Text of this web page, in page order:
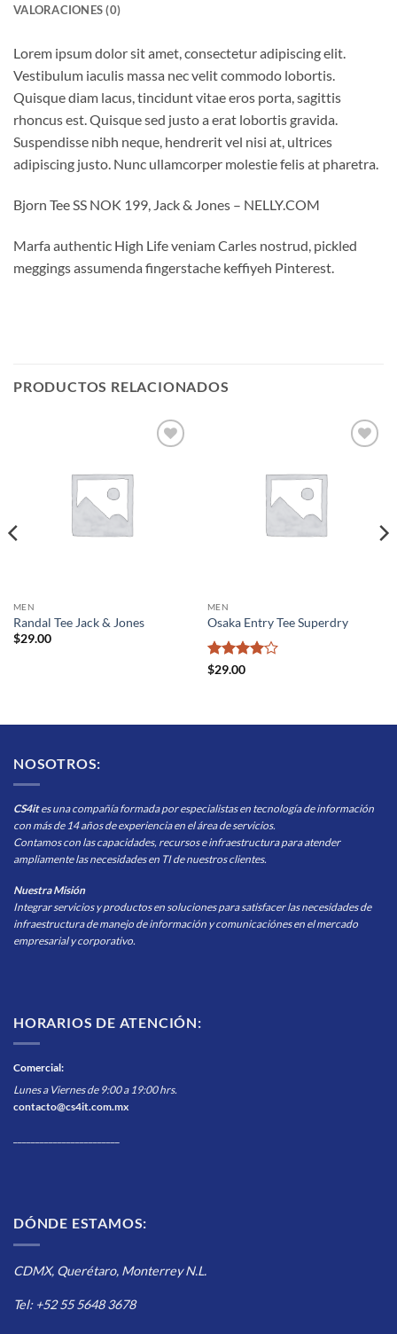
VALORACIONES (0)
Lorem ipsum dolor sit amet, consectetur adipiscing elit.
Vestibulum iaculis massa nec velit commodo lobortis.
Quisque diam lacus, tincidunt vitae eros porta, sagittis
rhoncus est. Quisque sed justo a erat lobortis gravida.
Suspendisse nibh neque, hendrerit vel nisi at, ultrices
adipiscing justo. Nunc ullamcorper molestie felis at pharetra.
Bjorn Tee SS NOK 199, Jack & Jones – NELLY.COM
Marfa authentic High Life veniam Carles nostrud, pickled
meggings assumenda fingerstache keffiyeh Pinterest.
PRODUCTOS RELACIONADOS
MEN
Randal Tee Jack & Jones
$29.00
MEN
Osaka Entry Tee Superdry
Valorado
$29.00
NOSOTROS:
CS4ites una compañía formada por especialistas en tecnología de información
con más de 14 años de experiencia en el área de servicios.
Contamos con las capacidades, recursos e infraestructura para atender
ampliamente las necesidades en TI de nuestros clientes.
Nuestra Misión
Integrar servicios y productos en soluciones para satisfacer las necesidades de
infraestructura de manejo de información y comunicaciónes en el mercado
empresarial y corporativo.
HORARIOS DE ATENCIÓN:
Comercial:
Lunes a Viernes de 9:00 a 19:00 hrs.
contacto@cs4it.com.mx
DÓNDE ESTAMOS:
CDMX, Querétaro, Monterrey N.L.
Tel: +52 55 5648 3678